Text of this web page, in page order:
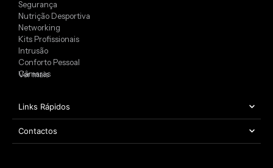
Segurança
Nutrição Desportiva
Networking
Kits Profissionais
Intrusão
Conforto Pessoal
Câmaras
Ver mais
Links Rápidos
Contactos